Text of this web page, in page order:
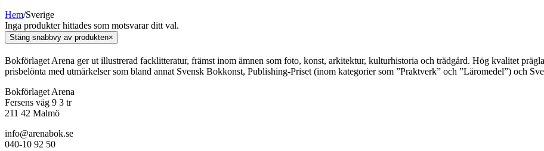
Hem/Sverige
Inga produkter hittades som motsvarar ditt val.
Stäng snabbvy av produkten×
Bokförlaget Arena ger ut illustrerad facklitteratur, främst inom ämnen som foto, konst, arkitektur, kulturhistoria och trädgård. Hög kvalitet
prisbelönta med utmärkelser som bland annat Svensk Bokkonst, Publishing-Priset (inom kategorier som ”Praktverk” och ”Läromedel”) och
Bokförlaget Arena
Fersens väg 9 3 tr
211 42 Malmö
info@arenabok.se
040-10 92 50